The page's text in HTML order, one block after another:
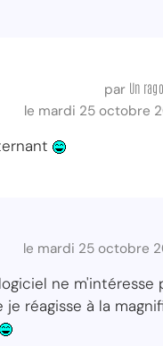
par Un
le mardi 25 octobre
le mardi 25 octobre
ne m'intéresse
réagisse à la